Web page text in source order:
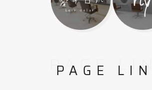
PAGE
PAGE